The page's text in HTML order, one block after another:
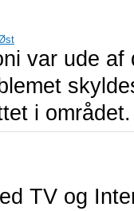
var ude
i området.
TV og